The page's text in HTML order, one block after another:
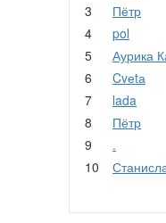
3
Пётр
4
pol
5
Аурика
6
Cvеtа
7
lada
8
Пётр
9
.
10